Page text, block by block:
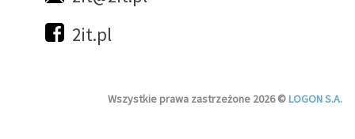
2it.pl
Wszystkie prawa zastrzeżone 2026 ©LOGON S.A.